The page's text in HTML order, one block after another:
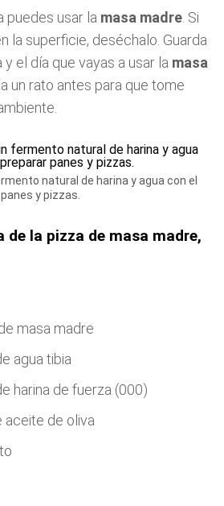
puedes usar la masa madre . Si
la superficie, deséchalo. Guarda
y el día que vayas a usar la masa
un rato antes para que tome
natural de harina y agua con el
y pizzas.
de la pizza de masa madre,
masa madre
agua tibia
harina de fuerza (000)
aceite de oliva